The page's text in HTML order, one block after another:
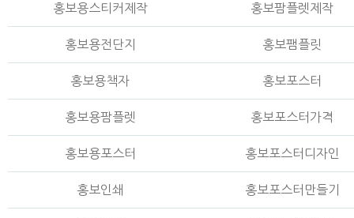
홍보용스티커제작 홍보팜플렛제작
홍보용전단지 홍보팸플릿
홍보용책자 홍보포스터
홍보용팜플렛 홍보포스터가격
홍보용포스터 홍보포스터디자인
홍보인쇄 홍보포스터만들기